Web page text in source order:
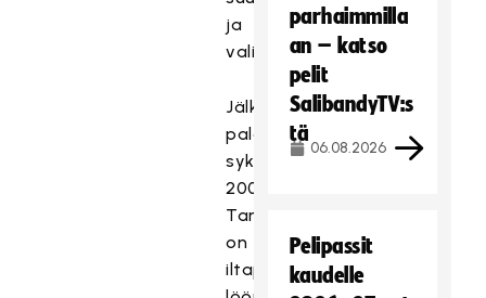
ja
valinta?
Jälkipelissä
palataan
syksyyn
2003.
Tarjolla
on
iltapäivälehtien
parhaimmilla
an – katso
pelit
SalibandyTV:s
tä
06.08.2026
Pelipassit
kaudelle